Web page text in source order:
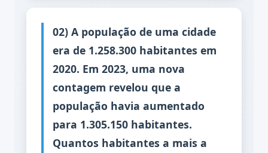
02) A população de uma cidade
era de 1.258.300 habitantes em
2020. Em 2023, uma nova
contagem revelou que a
população havia aumentado
para 1.305.150 habitantes.
Quantos habitantes a mais a